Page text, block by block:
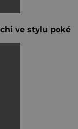
ve stylu poké